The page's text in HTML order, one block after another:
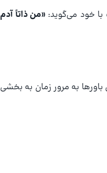
خود می‌گوید: «من ذاتاً آدم
باورها به مرور زمان به بخشی